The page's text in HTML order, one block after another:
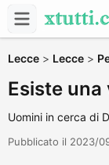
Lecce > Lecce >
Esiste una
Uomini in cerca di
Pubblicato il 2023/